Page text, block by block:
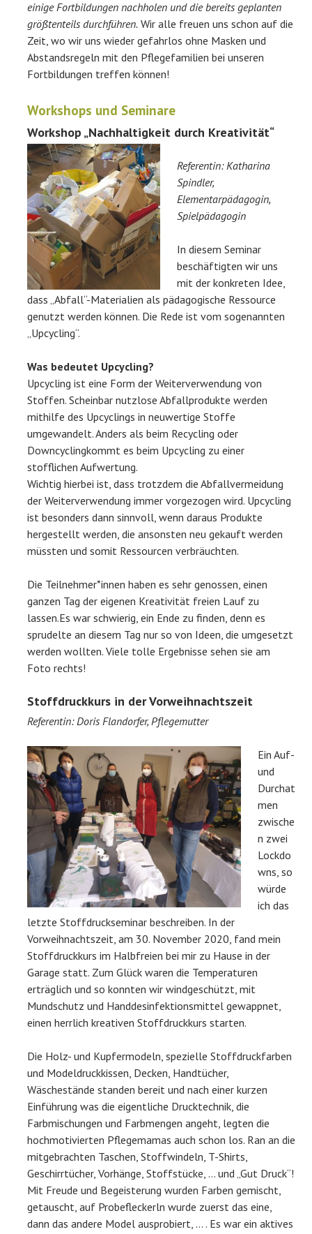
einige Fortbildungen nachholen und die bereits geplanten
größtenteils durchführen. Wir alle freuen uns schon auf die
Zeit, wo wir uns wieder gefahrlos ohne Masken und
Abstandsregeln mit den Pflegefamilien bei unseren
Fortbildungen treffen können!
Workshops und Seminare
Workshop „Nachhaltigkeit durch Kreativität“
Referentin: Katharina
Spindler,
Elementarpädagogin,
Spielpädagogin
In diesem Seminar
beschäftigten wir uns
mit der konkreten Idee,
dass „Abfall“-Materialien als pädagogische Ressource
genutzt werden können. Die Rede ist vom sogenannten
„Upcycling“.
Was bedeutet Upcycling?
Upcycling ist eine Form der Weiterverwendung von
Stoffen. Scheinbar nutzlose Abfallprodukte werden
mithilfe des Upcyclings in neuwertige Stoffe
umgewandelt. Anders als beim Recycling oder
Downcyclingkommt es beim Upcycling zu einer
stofflichen Aufwertung.
Wichtig hierbei ist, dass trotzdem die Abfallvermeidung
der Weiterverwendung immer vorgezogen wird. Upcycling
ist besonders dann sinnvoll, wenn daraus Produkte
hergestellt werden, die ansonsten neu gekauft werden
müssten und somit Ressourcen verbräuchten.
Die Teilnehmer*innen haben es sehr genossen, einen
ganzen Tag der eigenen Kreativität freien Lauf zu
lassen.Es war schwierig, ein Ende zu finden, denn es
sprudelte an diesem Tag nur so von Ideen, die umgesetzt
werden wollten. Viele tolle Ergebnisse sehen sie am
Foto rechts!
Stoffdruckkurs in der Vorweihnachtszeit
Referentin: Doris Flandorfer, Pflegemutter
Ein Auf-
und
Durchat
men
zwische
n zwei
Lockdo
wns, so
würde
ich das
letzte Stoffdruckseminar beschreiben. In der
Vorweihnachtszeit, am 30. November 2020, fand mein
Stoffdruckkurs im Halbfreien bei mir zu Hause in der
Garage statt. Zum Glück waren die Temperaturen
erträglich und so konnten wir windgeschützt, mit
Mundschutz und Handdesinfektionsmittel gewappnet,
einen herrlich kreativen Stoffdruckkurs starten.
Die Holz- und Kupfermodeln, spezielle Stoffdruckfarben
und Modeldruckkissen, Decken, Handtücher,
Wäschestände standen bereit und nach einer kurzen
Einführung was die eigentliche Drucktechnik, die
Farbmischungen und Farbmengen angeht, legten die
hochmotivierten Pflegemamas auch schon los. Ran an die
mitgebrachten Taschen, Stoffwindeln, T-Shirts,
Geschirrtücher, Vorhänge, Stoffstücke, … und „Gut Druck“!
Mit Freude und Begeisterung wurden Farben gemischt,
getauscht, auf Probefleckerln wurde zuerst das eine,
dann das andere Model ausprobiert, … . Es war ein aktives